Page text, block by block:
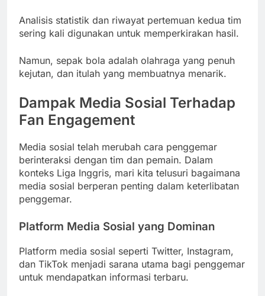
Analisis statistik dan riwayat pertemuan kedua tim
sering kali digunakan untuk memperkirakan hasil.
Namun, sepak bola adalah olahraga yang penuh
kejutan, dan itulah yang membuatnya menarik.
Dampak Media Sosial Terhadap
Fan Engagement
Media sosial telah merubah cara penggemar
berinteraksi dengan tim dan pemain. Dalam
konteks Liga Inggris, mari kita telusuri bagaimana
media sosial berperan penting dalam keterlibatan
penggemar.
Platform Media Sosial yang Dominan
Platform media sosial seperti Twitter, Instagram,
dan TikTok menjadi sarana utama bagi penggemar
untuk mendapatkan informasi terbaru.